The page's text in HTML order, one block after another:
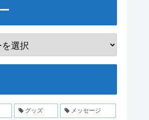
グッズ メッセージ